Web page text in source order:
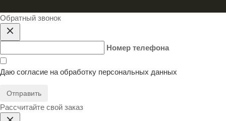
Обратный звонок
Номер телефона
Даю согласие на обработку персональных данных
Отправить
Расcчитайте свой заказ